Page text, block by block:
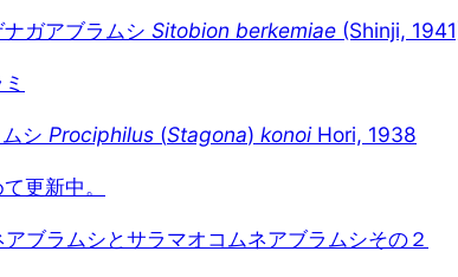
ガアブラムシ Sitobion berkemiae (Shinji,
シ Prociphilus (Stagona) konoiHori, 1938
更新中。
ブラムシとサラマオコムネアブラムシその２